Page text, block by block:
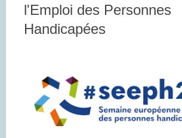
l'Emploi des Personnes
Handicapées